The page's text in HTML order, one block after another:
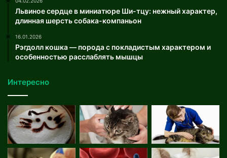
Львиное сердце в миниатюре Ши-тцу: нежный характер,
длинная шерсть собака-компаньон
16.01.2026
Рэгдолл кошка — порода с покладистым характером и
особенностью расслаблять мышцы
Интересно